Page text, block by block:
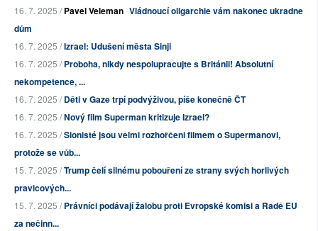
16. 7. 2025 /Pavel Veleman Vládnoucí oligarchie vám nakonec ukradne
dům
16. 7. 2025 /Izrael: Udušení města Sinji
16. 7. 2025 /Proboha, nikdy nespolupracujte s Británii! Absolutní
nekompetence, ...
16. 7. 2025 /Děti v Gaze trpí podvýživou, píše konečně ČT
16. 7. 2025 /Nový film Superman kritizuje Izrael?
16. 7. 2025 /Sionisté jsou velmi rozhořčeni filmem o Supermanovi,
protože se vůb...
15. 7. 2025 /Trump čelí silnému pobouření ze strany svých horlivých
pravicových...
15. 7. 2025 /Právníci podávají žalobu proti Evropské komisi a Radě EU
za nečinn...